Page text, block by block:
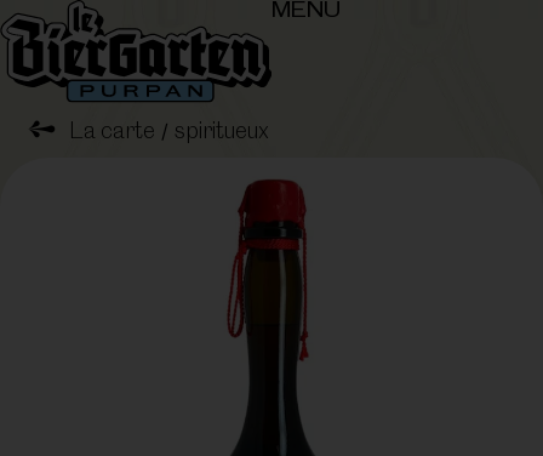
MENU
➺ La carte / spiritueux